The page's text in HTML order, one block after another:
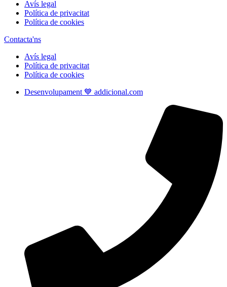
Avís legal
Política de privacitat
Política de cookies
Contacta'ns
Avís legal
Política de privacitat
Política de cookies
Desenvolupament 💙 addicional.com